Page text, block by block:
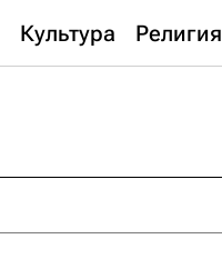
Культура Религия